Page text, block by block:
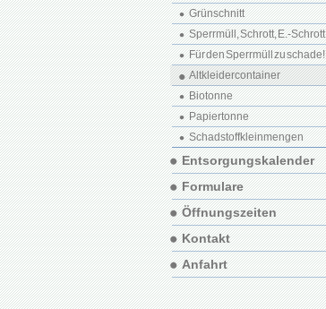
Grünschnitt
Sperrmüll, Schrott, E.-Schrott
Für den Sperrmüll zu schade!
Altkleidercontainer
Biotonne
Papiertonne
Schadstoffkleinmengen
Entsorgungskalender
Formulare
Öffnungszeiten
Kontakt
Anfahrt